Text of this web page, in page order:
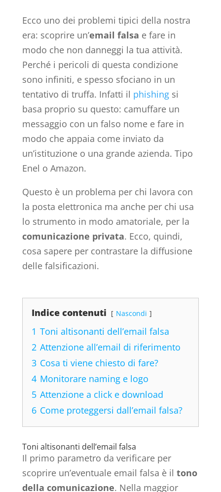
Ecco uno dei problemi tipici della nostra
era: scoprire un’email falsa e fare in
modo che non danneggi la tua attività.
Perché i pericoli di questa condizione
sono infiniti, e spesso sfociano in un
tentativo di truffa. Infatti il phishingsi
basa proprio su questo: camuffare un
messaggio con un falso nome e fare in
modo che appaia come inviato da
un’istituzione o una grande azienda. Tipo
Enel o Amazon.
Questo è un problema per chi lavora con
la posta elettronica ma anche per chi usa
lo strumento in modo amatoriale, per la
comunicazione privata. Ecco, quindi,
cosa sapere per contrastare la diffusione
delle falsificazioni.
Indice contenuti Nascondi
1 Toni altisonanti dell’email falsa
2 Attenzione all’email di riferimento
3 Cosa ti viene chiesto di fare?
4 Monitorare naming e logo
5 Attenzione a click e download
6 Come proteggersi dall’email falsa?
Toni altisonanti dell’email falsa
Il primo parametro da verificare per
scoprire un’eventuale email falsa è il tono
della comunicazione. Nella maggior